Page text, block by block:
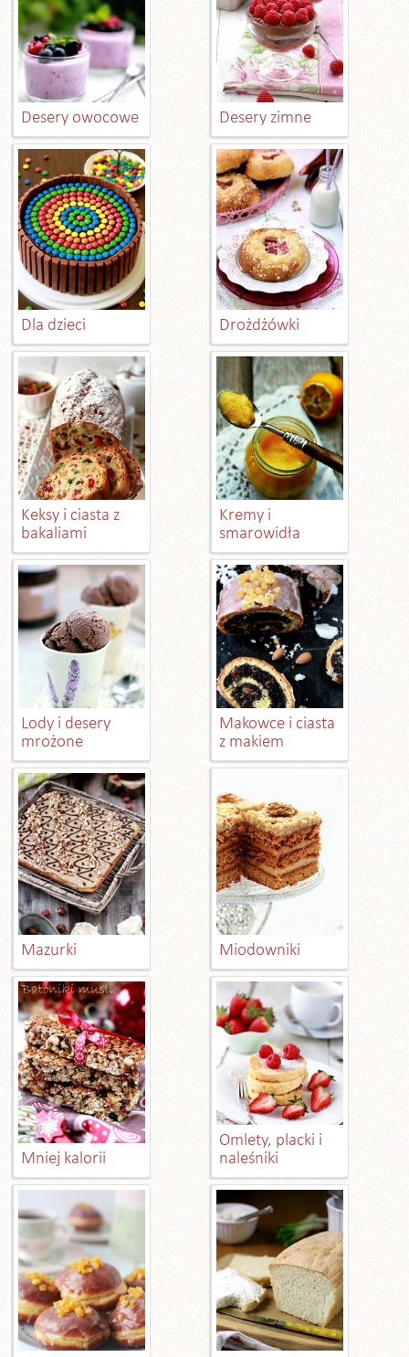
Desery owocowe Desery zimne
Dla dzieci Drożdżówki
Keksy i ciasta z
bakaliami
Kremy i
smarowidła
Lody i desery
mrożone
Makowce i ciasta
z makiem
Mazurki Miodowniki
Mniej kalorii
Omlety, placki i
naleśniki